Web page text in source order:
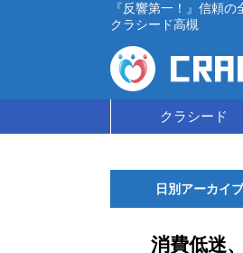
『反響第一！』
クラシード高槻
クラシード
日別アーカイ
消費低迷